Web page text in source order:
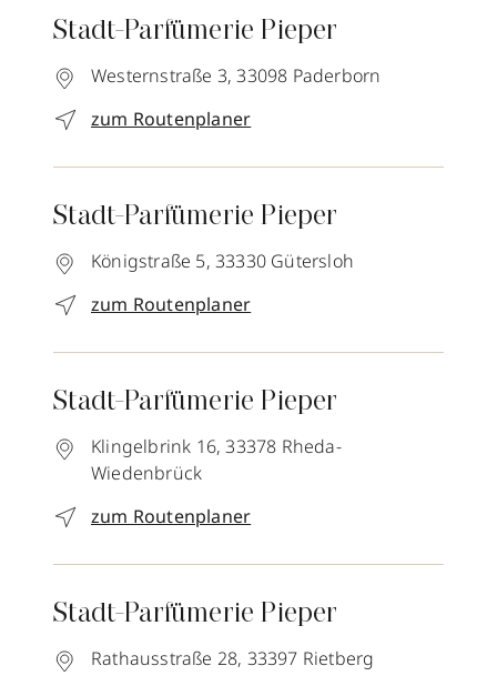
Stadt-Parfümerie Pieper
Westernstraße 3, 33098 Paderborn
zum Routenplaner
Stadt-Parfümerie Pieper
Königstraße 5, 33330 Gütersloh
zum Routenplaner
Stadt-Parfümerie Pieper
Klingelbrink 16, 33378 Rheda-
Wiedenbrück
zum Routenplaner
Stadt-Parfümerie Pieper
Rathausstraße 28, 33397 Rietberg